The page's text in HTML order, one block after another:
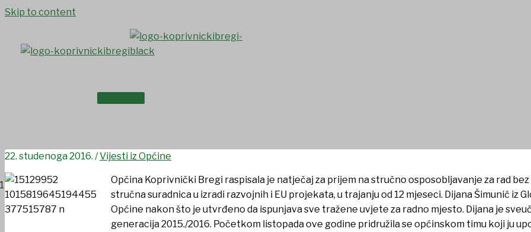
Skip to content
Stručno osposobljavanje za rad bez zasnivanja radnog
22. studenoga 2016. /Vijesti iz Općine
Općina Koprivnički Bregi raspisala je natječaj za prijem na stručno osposobljavanje za rad
stručna suradnica u izradi razvojnih i EU projekata, u trajanju od 12 mjeseci. Dijana Šimunić iz
Općine nakon što je utvrđeno da ispunjava sve tražene uvjete za radno mjesto. Dijana je
generacija 2015./2016. Početkom listopada ove godine pridružila se općinskom timu koji ju